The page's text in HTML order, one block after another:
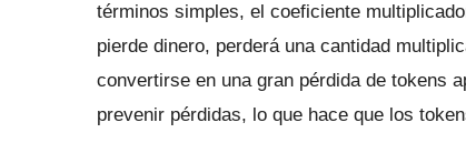
términos simples, el coeficiente
pierde dinero, perderá una cantidad
convertirse en una gran pérdida de tokens
prevenir pérdidas, lo que hace que los